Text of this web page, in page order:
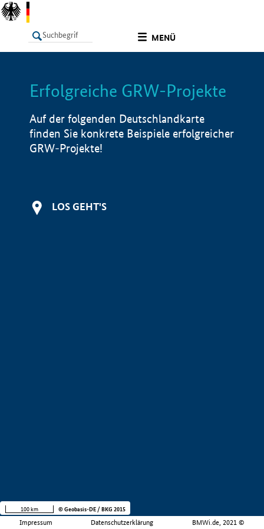
MENÜ
LISTE Info
Erfolgreiche GRW-Projekte
Auf der folgenden Deutschlandkarte
finden Sie konkrete Beispiele erfolgreicher
GRW-Projekte!
LOS GEHT'S
Impressum Datenschutzerklärung BMWi.de, 2021 ©
100 km © Geobasis-DE / BKG 2015